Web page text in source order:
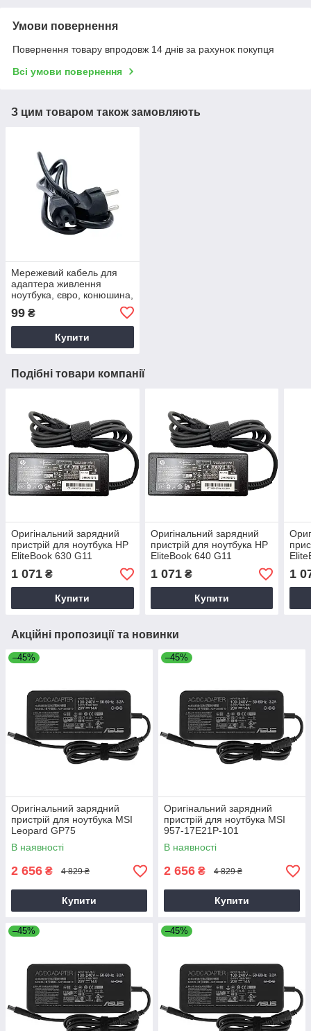
Умови повернення
Повернення товару впродовж 14 днів за рахунок покупця
Всі умови повернення
З цим товаром також замовляють
Мережевий кабель для
адаптера живлення
ноутбука, євро, конюшина,
99 ₴
Купити
Подібні товари компанії
Оригінальний зарядний
пристрій для ноутбука HP
EliteBook 630 G11
1 071 ₴
Купити
Оригінальний зарядний
пристрій для ноутбука HP
EliteBook 640 G11
1 071₴
Купити
1
Акційні пропозиції та новинки
–45%
Оригінальний зарядний
пристрій для ноутбука MSI
Leopard GP75
В наявності
2 656 ₴ 4 829 ₴
Купити
–45%
Оригінальний зарядний
пристрій для ноутбука MSI
957-17E21P-101
В наявності
2 656 ₴ 4 829 ₴
Купити
–45% –45%